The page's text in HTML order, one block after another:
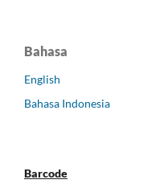
Bahasa
English
Bahasa Indonesia
Barcode